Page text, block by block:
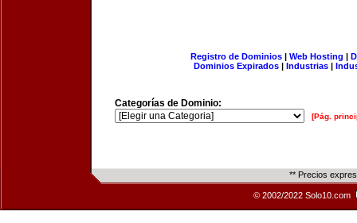
Registro de Dominios| Web Hosting |
Dominios Expirados | Industrias |
Categorías de Dominio:
[Pág.
** Precios
© 2002/2022 Solo10.com